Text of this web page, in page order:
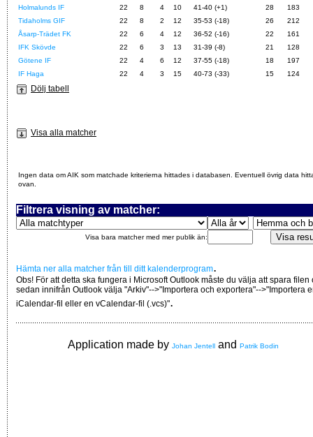
Holmalunds IF
22 8 4 10 41-40 (+1) 28
183
Tidaholms GIF
22 8 2 12 35-53 (-18) 26
212
Åsarp-Trädet FK
22 6 4 12 36-52 (-16) 22
161
IFK Skövde
22 6 3 13 31-39 (-8) 21
128
Götene IF
22 4 6 12 37-55 (-18) 18
197
IF Haga
22 4 3 15 40-73 (-33) 15 124
Dölj tabell
Visa alla matcher
Ingen data om AIK som matchade kriterierna hittades i databasen. Eventuell övrig data
ovan.
Filtrera visning av matcher:
Visa bara matcher med mer publik än:
Hämta ner alla matcher från till ditt kalenderprogram.
Obs! För att detta ska fungera i Microsoft Outlook måste du välja att spara filen
sedan innifrån Outlook välja "Arkiv"-->"Importera och exportera"-->"Importera
iCalendar-fil eller en vCalendar-fil (.vcs)".
Application made by Johan Jentell and Patrik Bodin